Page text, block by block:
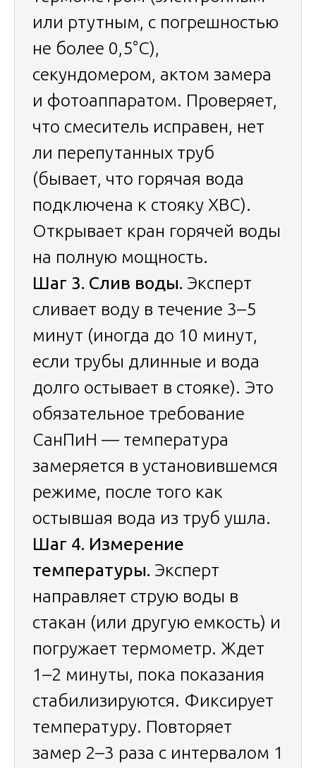
или ртутным, с погрешностью
не более 0,5°C),
секундомером, актом замера
и фотоаппаратом. Проверяет,
что смеситель исправен, нет
ли перепутанных труб
(бывает, что горячая вода
подключена к стояку ХВС).
Открывает кран горячей воды
на полную мощность.
Шаг 3. Слив воды. Эксперт
сливает воду в течение 3–5
минут (иногда до 10 минут,
если трубы длинные и вода
долго остывает в стояке). Это
обязательное требование
СанПиН — температура
замеряется в установившемся
режиме, после того как
остывшая вода из труб ушла.
Шаг 4. Измерение
температуры. Эксперт
направляет струю воды в
стакан (или другую емкость) и
погружает термометр. Ждет
1–2 минуты, пока показания
стабилизируются. Фиксирует
температуру. Повторяет
замер 2–3 раза с интервалом 1